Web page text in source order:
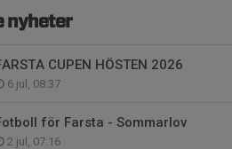
nyheter
CUPEN HÖSTEN 2026
6 jul, 08:37
för Farsta - Sommarlov
2 jul, 07:16